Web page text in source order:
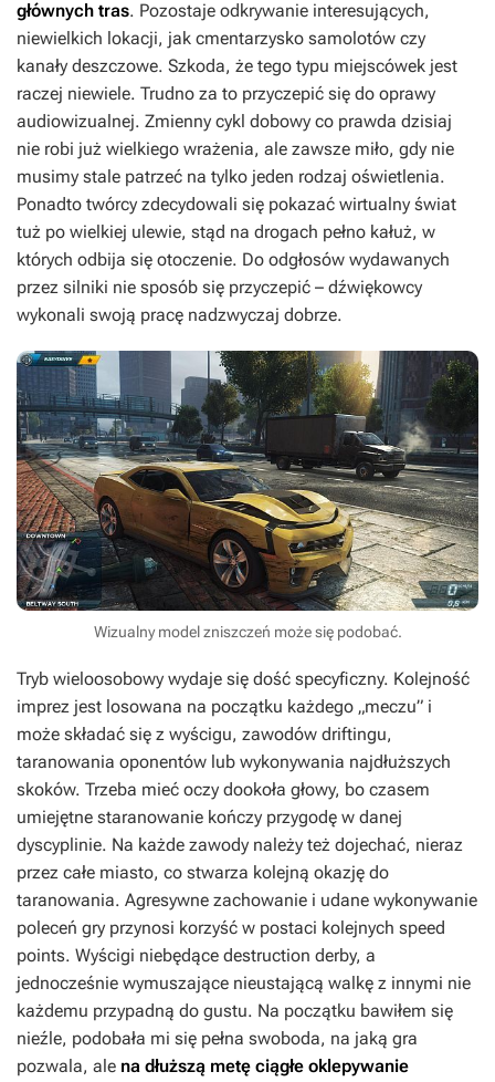
głównych tras. Pozostaje odkrywanie interesujących,
niewielkich lokacji, jak cmentarzysko samolotów czy
kanały deszczowe. Szkoda, że tego typu miejscówek jest
raczej niewiele. Trudno za to przyczepić się do oprawy
audiowizualnej. Zmienny cykl dobowy co prawda dzisiaj
nie robi już wielkiego wrażenia, ale zawsze miło, gdy nie
musimy stale patrzeć na tylko jeden rodzaj oświetlenia.
Ponadto twórcy zdecydowali się pokazać wirtualny świat
tuż po wielkiej ulewie, stąd na drogach pełno kałuż, w
których odbija się otoczenie. Do odgłosów wydawanych
przez silniki nie sposób się przyczepić – dźwiękowcy
wykonali swoją pracę nadzwyczaj dobrze.
Wizualny model zniszczeń może się podobać.
Tryb wieloosobowy wydaje się dość specyficzny. Kolejność
imprez jest losowana na początku każdego „meczu” i
może składać się z wyścigu, zawodów driftingu,
taranowania oponentów lub wykonywania najdłuższych
skoków. Trzeba mieć oczy dookoła głowy, bo czasem
umiejętne staranowanie kończy przygodę w danej
dyscyplinie. Na każde zawody należy też dojechać, nieraz
przez całe miasto, co stwarza kolejną okazję do
taranowania. Agresywne zachowanie i udane wykonywanie
poleceń gry przynosi korzyść w postaci kolejnych speed
points. Wyścigi niebędące destruction derby, a
jednocześnie wymuszające nieustającą walkę z innymi nie
każdemu przypadną do gustu. Na początku bawiłem się
nieźle, podobała mi się pełna swoboda, na jaką gra
pozwala, ale na dłuższą metę ciągłe oklepywanie